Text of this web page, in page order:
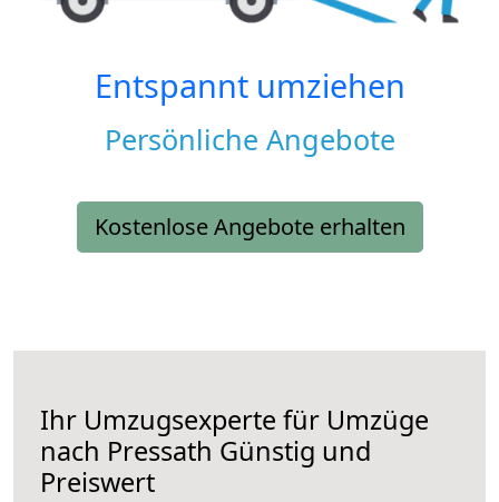
Entspannt umziehen
Persönliche Angebote
Kostenlose Angebote erhalten
Ihr Umzugsexperte für Umzüge
nach Pressath Günstig und
Preiswert